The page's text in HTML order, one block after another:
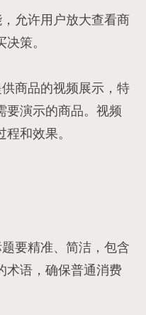
允许用户放大查看商
策。
商品的视频展示，特
要演示的商品。视频
和效果。
要精准、简洁，包含
术语，确保普通消费